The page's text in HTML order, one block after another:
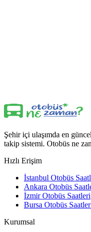
Şehir içi ulaşımda en
takip sistemi. Otobüs ne
Hızlı Erişim
İstanbul Otobüs
Ankara Otobüs
İzmir Otobüs Saatleri
Bursa Otobüs
Kurumsal